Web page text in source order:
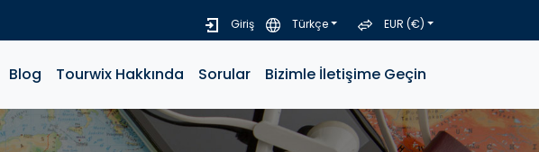
Giriş Türkçe EUR (€)
Blog Tourwix Hakkında Sorular Bizimle İletişime Geçin